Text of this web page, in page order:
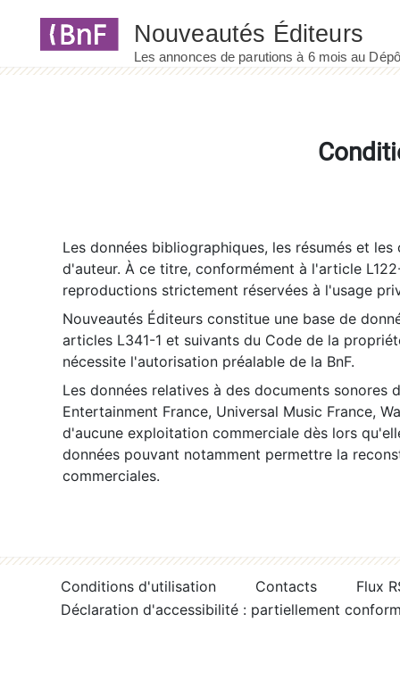
Les données bibliographiques, les résumés et
d'auteur. À ce titre, conformément à l'article
reproductions strictement réservées à l'usage
Nouveautés Éditeurs constitue une base de
articles L341-1 et suivants du Code de la
nécessite l'autorisation préalable de la BnF.
Les données relatives à des documents sonores
Entertainment France, Universal Music France,
d'aucune exploitation commerciale dès lors
données pouvant notamment permettre la
commerciales.
Conditions d'utilisation Contacts
Flux
Déclaration d'accessibilité : partiellement